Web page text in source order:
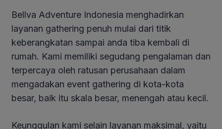
Bellva Adventure Indonesia menghadirkan
layanan gathering penuh mulai dari titik
keberangkatan sampai anda tiba kembali di
rumah. Kami memiliki segudang pengalaman dan
terpercaya oleh ratusan perusahaan dalam
mengadakan event gathering di kota-kota
besar, baik itu skala besar, menengah atau kecil.
Keunggulan kami selain layanan maksimal, yaitu